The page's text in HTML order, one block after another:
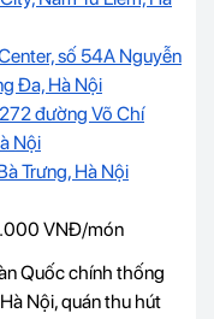
số 54A Nguyễn
Đa, Hà Nội
đường Võ Chí
Nội
Trưng, Hà Nội
VNĐ/món
Quốc chính thống
Nội, quán thu hút